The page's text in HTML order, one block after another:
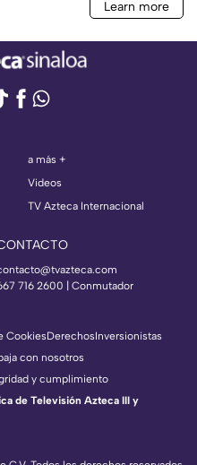
a más +
Videos
TV Azteca Internacional
716 2600 | Conmutador
CookiesDerechosInversionistas
con nosotros
y cumplimiento
de Televisión Azteca III y